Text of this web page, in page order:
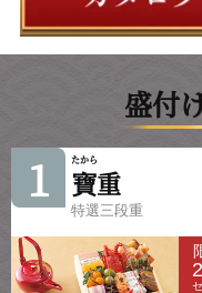
盛付
1 寶
たから
重
特選三段重